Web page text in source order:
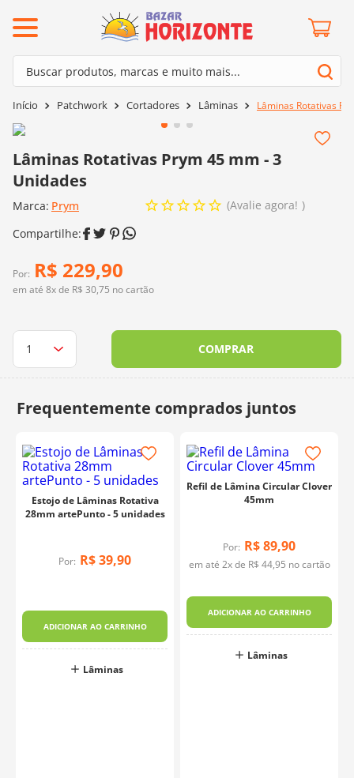
Buscar produtos, marcas e muito mais...
Patchwork Cortadores Lâminas Lâminas Rotativas
Lâminas Rotativas Prym 45 mm - 3
Unidades
Marca: Prym Avalie agora!
Por: R$ 229,90
em até 8x de R$ 30,75 no cartão
COMPRAR
Estojo de Lâminas Rotativa
28mm artePunto - 5 unidades
Por: R$39,90
ADICIONAR AO CARRINHO
Lâminas
Refil de Lâmina Circular Clover
45mm
Por: R$89,90
em até 2x de R$ 44,95 no cartão
ADICIONAR AO CARRINHO
Lâminas
Termos mais buscados
3º agulha crochê
4º kit amigurumi
5º lã cisne
7º fio amigurumi
9
10º dmc
mais buscados
barroco
mollet
agulha crochê
kit amigurumi
lã cisne
euroroma
dmc